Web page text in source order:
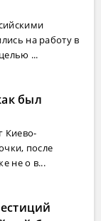
на работу в
...
был
Киево-
после
не о в...